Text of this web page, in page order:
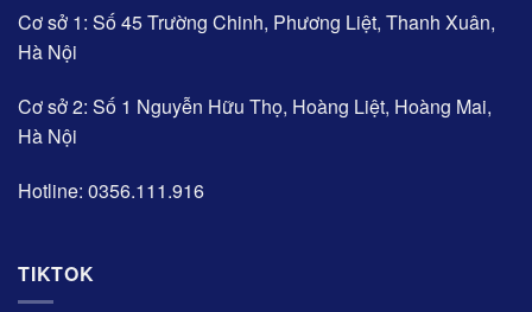
Cơ sở 1: Số 45 Trường Chinh, Phương Liệt, Thanh Xuân,
Hà Nội
Cơ sở 2: Số 1 Nguyễn Hữu Thọ, Hoàng Liệt, Hoàng Mai,
Hà Nội
Hotline: 0356.111.916
TIKTOK